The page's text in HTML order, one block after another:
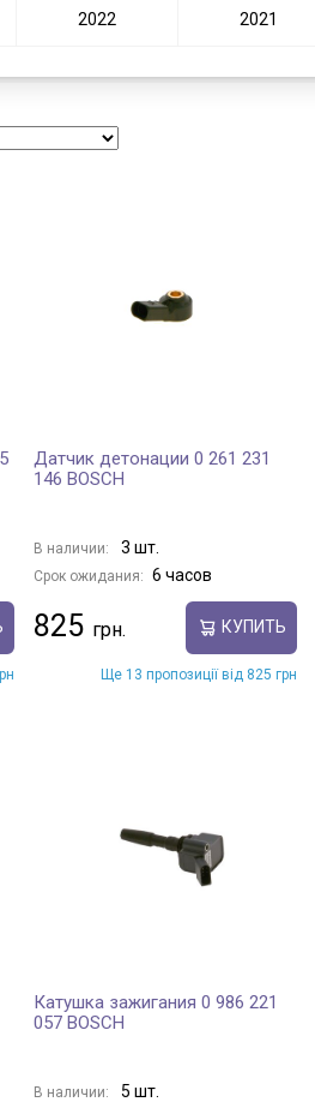
2022 2021
Датчик детонации 0 261 231
146 BOSCH
В наличии: 3 шт.
Срок ожидания: 6 часов
825 КУПИТЬ
Ще 13 пропозиції від 825 грн
Катушка зажигания 0 986 221
057 BOSCH
В наличии: 5 шт.